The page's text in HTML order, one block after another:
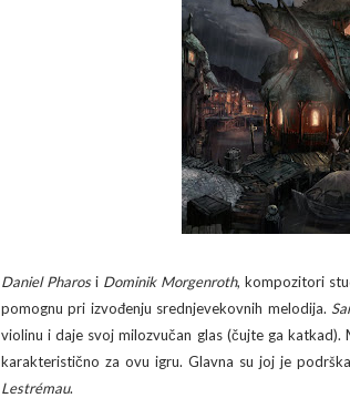
Daniel Pharosi Dominik Morgenroth, kompozitori
pomognu pri izvođenju srednjevekovnih melodija.
violinu i daje svoj milozvučan glas (čujte ga
karakteristično za ovu igru. Glavna su joj je podrška
Lestrémau.